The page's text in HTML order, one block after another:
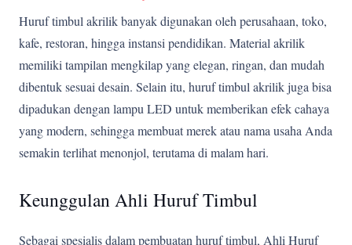
Huruf timbul akrilik banyak digunakan oleh perusahaan, toko,
kafe, restoran, hingga instansi pendidikan. Material akrilik
memiliki tampilan mengkilap yang elegan, ringan, dan mudah
dibentuk sesuai desain. Selain itu, huruf timbul akrilik juga bisa
dipadukan dengan lampu LED untuk memberikan efek cahaya
yang modern, sehingga membuat merek atau nama usaha Anda
semakin terlihat menonjol, terutama di malam hari.
Keunggulan Ahli Huruf Timbul
Sebagai spesialis dalam pembuatan huruf timbul, Ahli Huruf